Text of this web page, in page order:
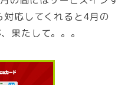
応してくれると4月の
果たして。。。